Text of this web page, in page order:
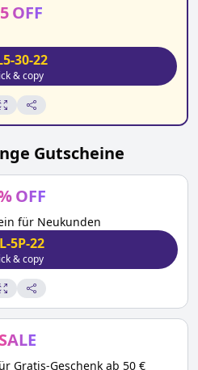
5OFF
30-22
& copy
Gutscheine
OFF
für Neukunden
5P-22
& copy
SALE
Gratis-Geschenk ab 50 €